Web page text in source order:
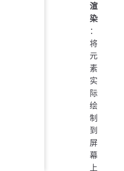
渲
染
：
将
元
素
实
际
绘
制
到
屏
幕
上